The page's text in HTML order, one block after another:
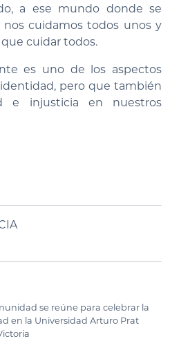
a ese mundo donde se
cuidamos todos unos y
cuidar todos.
es uno de los aspectos
pero que también
e injusticia en nuestros
se reúne para celebrar la
en la Universidad Arturo Prat